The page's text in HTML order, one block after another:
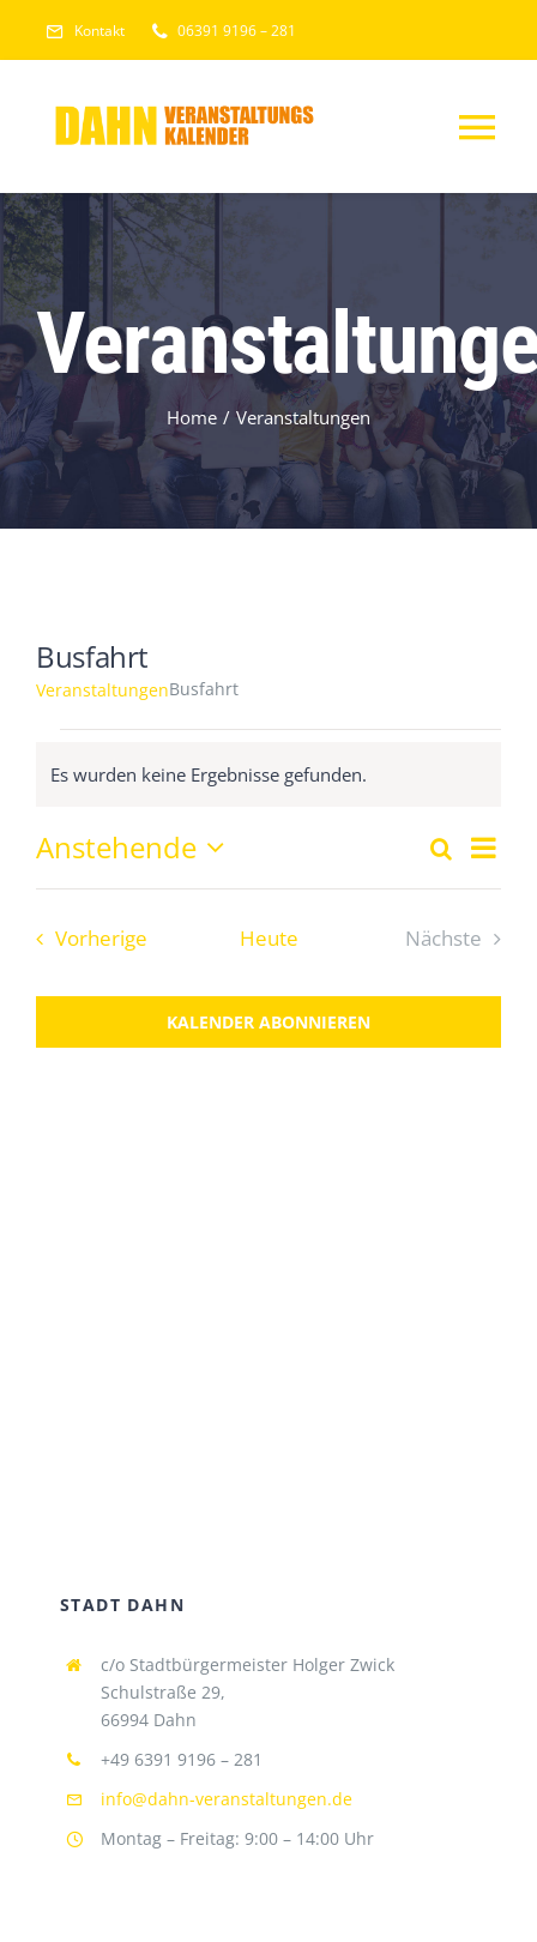
Kontakt 06391 9196 – 281
HOME
VERANSTALTUNGEN
Veranstaltung senden
Home Veranstaltungen
Busfahrt
VeranstaltungenBusfahrt
Es wurden keine Ergebnisse gefunden.
und
Suche
Liste
Anstehende
Datum
VorherigeVeranstaltungen
Heute
Nächste
KALENDER ABONNIEREN
STADT DAHN
c/o Stadtbürgermeister Holger Zwick
Schulstraße 29,
66994 Dahn
+49 6391 9196 – 281
info@dahn-veranstaltungen.de
Montag – Freitag: 9:00 – 14:00 Uhr